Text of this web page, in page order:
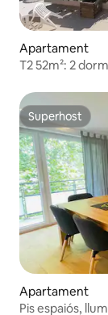
Apartament
T2 52m²: 2
Superhost
Superhost
Apartament
Pis espaiós,